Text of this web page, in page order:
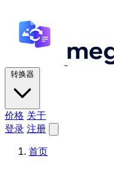
转换器
价格 关于
登录 注册
首页